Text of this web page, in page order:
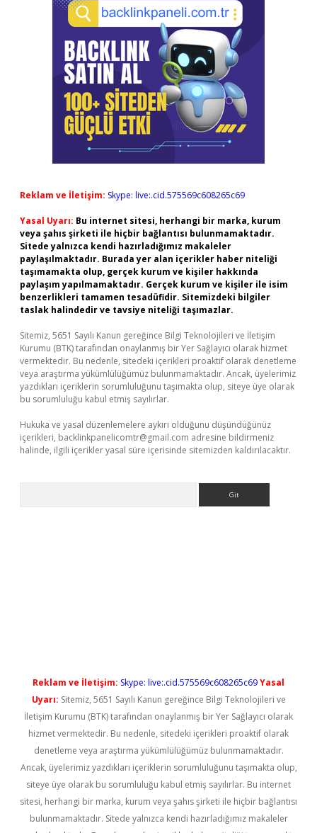
Reklam ve İletişim: Skype: live:.cid.575569c608265c69
Yasal Uyarı: Bu internet sitesi, herhangi bir marka, kurum
veya şahıs şirketi ile hiçbir bağlantısı bulunmamaktadır.
Sitede yalnızca kendi hazırladığımız makaleler
paylaşılmaktadır. Burada yer alan içerikler haber niteliği
taşımamakta olup, gerçek kurum ve kişiler hakkında
paylaşım yapılmamaktadır. Gerçek kurum ve kişiler ile isim
benzerlikleri tamamen tesadüfidir. Sitemizdeki bilgiler
taslak halindedir ve tavsiye niteliği taşımazlar.
Sitemiz, 5651 Sayılı Kanun gereğince Bilgi Teknolojileri ve İletişim
Kurumu (BTK) tarafından onaylanmış bir Yer Sağlayıcı olarak hizmet
vermektedir. Bu nedenle, sitedeki içerikleri proaktif olarak denetleme
veya araştırma yükümlülüğümüz bulunmamaktadır. Ancak, üyelerimiz
yazdıkları içeriklerin sorumluluğunu taşımakta olup, siteye üye olarak
bu sorumluluğu kabul etmiş sayılırlar.
Hukuka ve yasal düzenlemelere aykırı olduğunu düşündüğünüz
içerikleri, backlinkpanelicomtr@gmail.com adresine bildirmeniz
halinde, ilgili içerikler yasal süre içerisinde sitemizden kaldırılacaktır.
Reklam ve İletişim: Skype: live:.cid.575569c608265c69Yasal
Uyarı: Sitemiz, 5651 Sayılı Kanun gereğince Bilgi Teknolojileri ve
İletişim Kurumu (BTK) tarafından onaylanmış bir Yer Sağlayıcı olarak
hizmet vermektedir. Bu nedenle, sitedeki içerikleri proaktif olarak
denetleme veya araştırma yükümlülüğümüz bulunmamaktadır.
Ancak, üyelerimiz yazdıkları içeriklerin sorumluluğunu taşımakta olup,
siteye üye olarak bu sorumluluğu kabul etmiş sayılırlar. Bu internet
sitesi, herhangi bir marka, kurum veya şahıs şirketi ile hiçbir bağlantısı
bulunmamaktadır. Sitede yalnızca kendi hazırladığımız makaleler